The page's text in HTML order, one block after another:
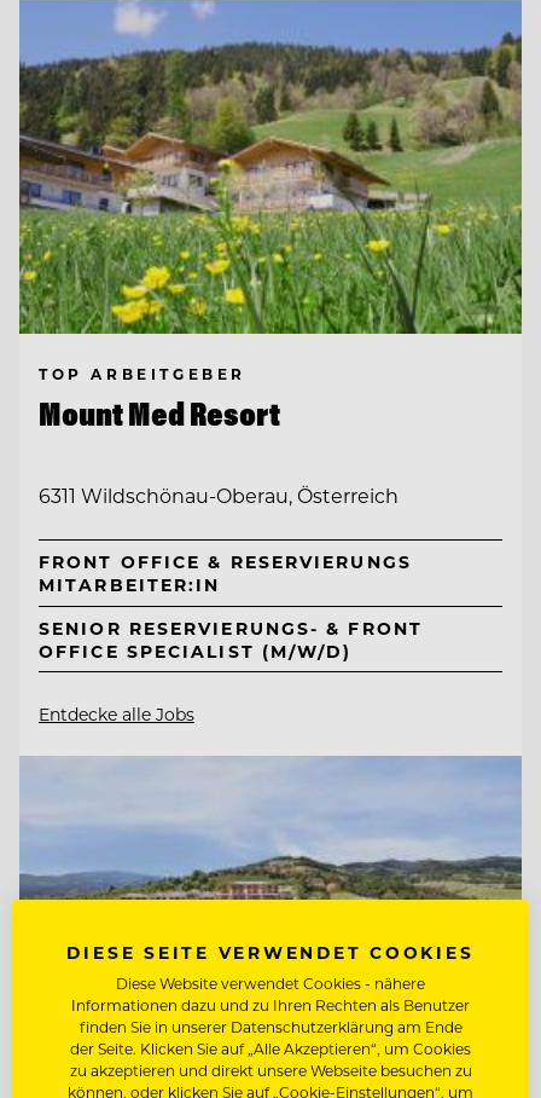
TOP ARBEITGEBER
Mount Med Resort
6311 Wildschönau-Oberau, Österreich
FRONT OFFICE & RESERVIERUNGS
MITARBEITER:IN
SENIOR RESERVIERUNGS- & FRONT
OFFICE SPECIALIST (M/W/D)
Entdecke alle Jobs
DIESE SEITE VERWENDET COOKIES
Diese Website verwendet Cookies - nähere
Informationen dazu und zu Ihren Rechten als Benutzer
finden Sie in unserer Datenschutzerklärung am Ende
der Seite. Klicken Sie auf „Alle Akzeptieren“, um Cookies
zu akzeptieren und direkt unsere Webseite besuchen zu
können, oder klicken Sie auf „Cookie-Einstellungen“, um